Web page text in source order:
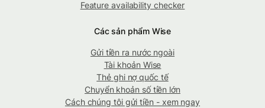
Feature availability checker
Các sản phẩm Wise
Gửi tiền ra nước ngoài
Tài khoản Wise
Thẻ ghi nợ quốc tế
Chuyển khoản số tiền lớn
Cách chúng tôi gửi tiền - xem ngay